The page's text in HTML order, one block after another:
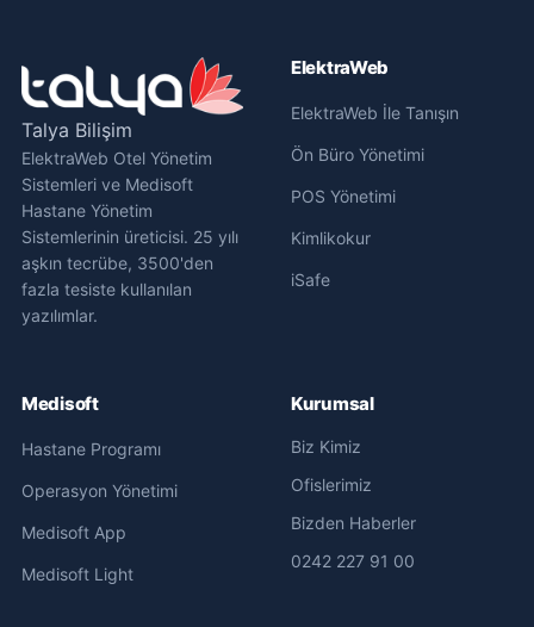
Talya Bilişim
ElektraWeb Otel Yönetim
Sistemleri ve Medisoft
Hastane Yönetim
Sistemlerinin üreticisi. 25 yılı
aşkın tecrübe, 3500'den
fazla tesiste kullanılan
yazılımlar.
ElektraWeb
ElektraWeb İle Tanışın
Ön Büro Yönetimi
POS Yönetimi
Kimlikokur
iSafe
Medisoft
Hastane Programı
Operasyon Yönetimi
Medisoft App
Medisoft Light
Kurumsal
Biz Kimiz
Ofislerimiz
Bizden Haberler
0242 227 91 00